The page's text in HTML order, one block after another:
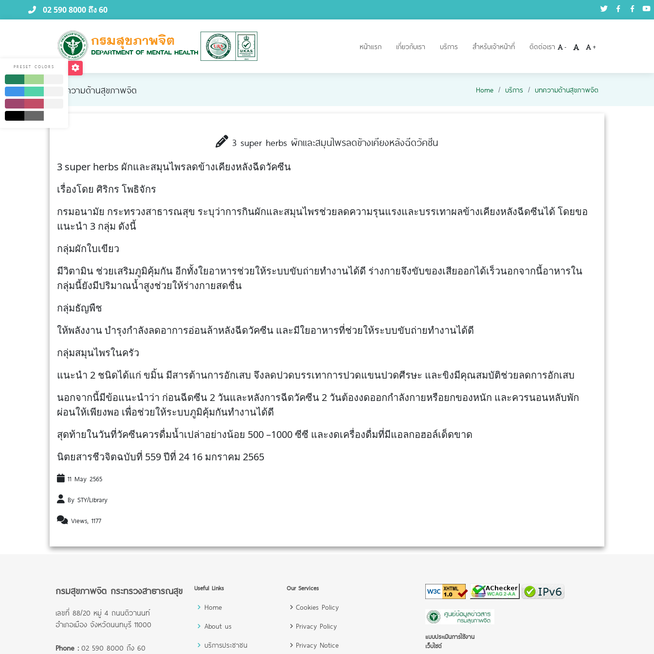
02 590 8000 ถึง 60
หน้าแรก เกี่ยวกับเรา บริการ สำหรับเจ้าหน้าที่ ติดต่อเรา - +
บทความด้านสุขภาพจิต Home บริการ บทความด้านสุขภาพจิต
3 super herbs ผักและสมุนไพรลดข้างเคียงหลังฉีดวัคซีน
3 super herbs ผักและสมุนไพรลดข้างเคียงหลังฉีดวัคซีน
เรื่องโดย ศิริกร โพธิจักร
กรมอนามัย กระทรวงสาธารณสุข ระบุว่าการกินผักและสมุนไพรช่วยลดความรุนแรงและบรรเทาผลข้างเคียงหลังฉีดซีนได้ โดยขอ
แนะนำ 3 กลุ่ม ดังนี้
กลุ่มผักใบเขียว
มีวิตามิน ช่วยเสริมภูมิคุ้มกัน อีกทั้งใยอาหารช่วยให้ระบบขับถ่ายทำงานได้ดี ร่างกายจึงขับของเสียออกได้เร็วนอกจากนี้อาหารใน
กลุ่มนี้ยังมีปริมาณน้ำสูงช่วยให้ร่างกายสดชื่น
กลุ่มธัญพืช
ให้พลังงาน บำรุงกำลังลดอาการอ่อนล้าหลังฉีดวัคซีน และมีใยอาหารที่ช่วยให้ระบบขับถ่ายทำงานได้ดี
กลุ่มสมุนไพรในครัว
แนะนำ 2 ชนิดได้แก่ ขมิ้น มีสารต้านการอักเสบ จึงลดปวดบรรเทาการปวดแขนปวดศีรษะ และขิงมีคุณสมบัติช่วยลดการอักเสบ
นอกจากนี้มีข้อแนะนำว่า ก่อนฉีดซีน 2 วันและหลังการฉีดวัคซีน 2 วันต้องงดออกกำลังกายหรือยกของหนัก และควรนอนหลับพัก
ผ่อนให้เพียงพอ เพื่อช่วยให้ระบบภูมิคุ้มกันทำงานได้ดี
สุดท้ายในวันที่วัคซีนควรดื่มน้ำเปล่าอย่างน้อย 500 –1000 ซีซี และงดเครื่องดื่มที่มีแอลกอฮอล์เด็ดขาด
นิตยสารชีวจิตฉบับที่ 559 ปีที่ 24 16 มกราคม 2565
11 May 2565
By STY/Library
Views, 1177
กรมสุขภาพจิต กระทรวงสาธารณสุข
เลขที่ 88/20 หมู่ 4 ถนนติวานนท์
อำเภอเมือง จังหวัดนนทบุรี 11000
Phone :02 590 8000 ถึง 60
Useful Links
Home
About us
บริการประชาชน
Our Services
Cookies Policy
Privacy Policy
Privacy Notice
แบบประเมินการใช้งาน
เว็บไซต์
PRESET COLORS